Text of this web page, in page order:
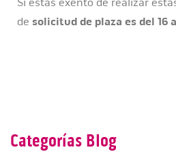
de solicitud de plaza es del 16
Categorías Blog